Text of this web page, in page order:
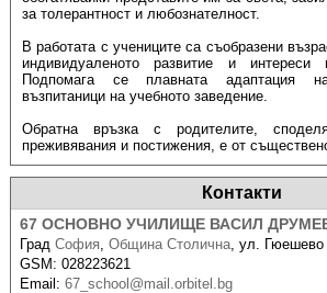
за толерантност и любознателност.
В работата с учениците са съобразени
индивидуаленото развитие и
Подпомага се плавната адаптация на
възпитаници на учебното заведение.
Обратна връзка с родителите,
преживявания и постижения, е от
Контакти
67 ОСНОВНО УЧИЛИЩЕ ВАСИЛ
ГрадСофия,Община Столична,ул. Гюешево
GSM:028223621
Email:67_school@mail.orbitel.bg